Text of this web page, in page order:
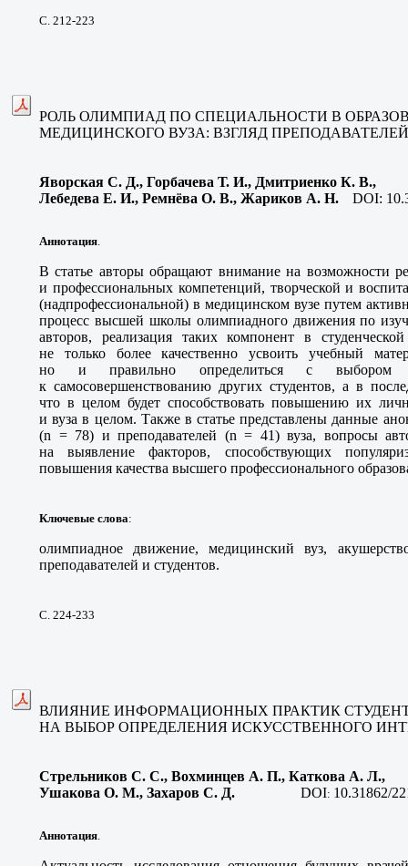
С. 212-223
РОЛЬ ОЛИМПИАД ПО СПЕЦИАЛЬНОСТИ В
МЕДИЦИНСКОГО ВУЗА: ВЗГЛЯД
Яворская С. Д., Горбачева Т. И., Дмитриенко К. В.,
Лебедева Е. И., Ремнёва О. В., Жариков А. Н.
DOI:
Аннотация.
В статье авторы обращают внимание на возможности
и профессиональных компетенций, творческой и
(надпрофессиональной) в медицинском вузе путем
процесс высшей школы олимпиадного движения по
авторов, реализация таких компонент в
не только более качественно усвоить учебный
но и правильно определиться с выбором
к самосовершенствованию других студентов, а в
что в целом будет способствовать повышению их
и вуза в целом. Также в статье представлены данные
(n = 78) и преподавателей (n = 41) вуза, вопросы
на выявление факторов, способствующих
повышения качества высшего профессионального
Ключевые слова:
олимпиадное движение, медицинский вуз,
преподавателей и студентов.
С. 224-233
ВЛИЯНИЕ ИНФОРМАЦИОННЫХ ПРАКТИК
НА ВЫБОР ОПРЕДЕЛЕНИЯ ИСКУССТВЕННОГО
Стрельников С. С., Вохминцев А. П., Каткова А. Л.,
Ушакова О. М., Захаров С. Д.
DOI: 10.31862/
Аннотация.